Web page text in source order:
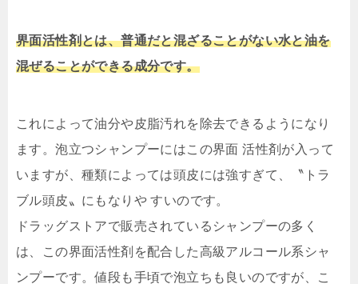
界面活性剤とは、普通だと混ざることがない水と油を
混ぜることができる成分です。
これによって油分や皮脂汚れを除去できるようになり
ます。泡立つシャンプーにはこの界面 活性剤が入って
いますが、種類によっては頭皮には強すぎて、〝トラ
ブル頭皮〟にもなりや すいのです。
ドラッグストアで販売されているシャンプーの多く
は、この界面活性剤を配合した高級アルコール系シャ
ンプーです。値段も手頃で泡立ちも良いのですが、こ